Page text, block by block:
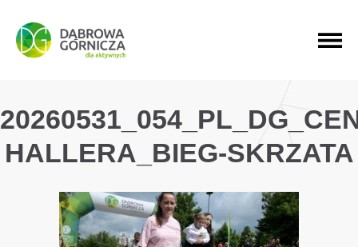
PRZEJDŹ DO MENU GŁÓWNEGO
PRZEJDŹ DO WYSZUKIWARKI
PRZEJDŹ DO TREŚCI
HALLERA_BIEG-SKRZATA